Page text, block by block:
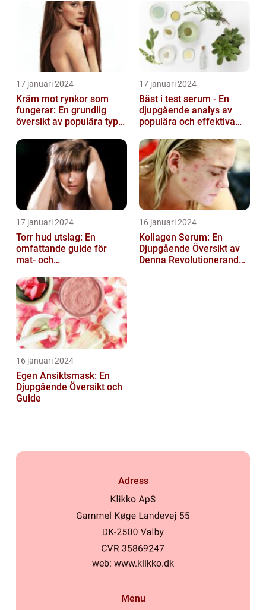
17 januari 2024
Kräm mot rynkor som
fungerar: En grundlig
översikt av populära typer
17 januari 2024
Bäst i test serum - En
djupgående analys av
populära och effektiva
17 januari 2024
Torr hud utslag: En
omfattande guide för
mat- och
16 januari 2024
Kollagen Serum: En
Djupgående Översikt av
Denna Revolutionerande
16 januari 2024
Egen Ansiktsmask: En
Djupgående Översikt och
Guide
Adress
web: www.klikko.dk
Menu